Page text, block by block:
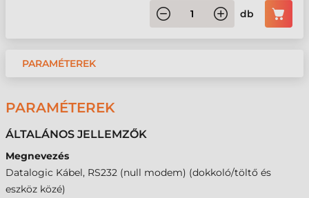
db
PARAMÉTEREK
PARAMÉTEREK
ÁLTALÁNOS JELLEMZŐK
Megnevezés
Datalogic Kábel, RS232 (null modem) (dokkoló/töltő és
eszköz közé)